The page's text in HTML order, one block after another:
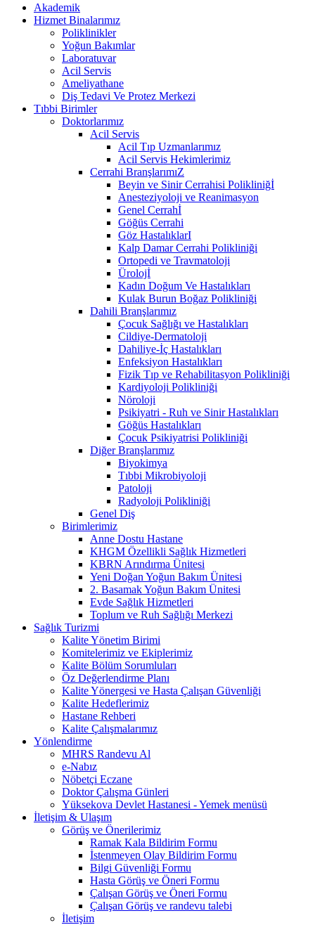
Akademik
Hizmet Binalarımız
Poliklinikler
Yoğun Bakımlar
Laboratuvar
Acil Servis
Ameliyathane
Diş Tedavi Ve Protez Merkezi
Tıbbi Birimler
Doktorlarımız
Acil Servis
Acil Tıp Uzmanlarımız
Acil Servis Hekimlerimiz
Cerrahi BranşlarımıZ
Beyin ve Sinir Cerrahisi Polikliniğİ
Anesteziyoloji ve Reanimasyon
Genel Cerrahİ
Göğüs Cerrahi
Göz HastalıklarI
Kalp Damar Cerrahi Polikliniği
Ortopedi ve Travmatoloji
Ürolojİ
Kadın Doğum Ve Hastalıkları
Kulak Burun Boğaz Polikliniği
Dahili Branşlarımız
Çocuk Sağlığı ve Hastalıkları
Cildiye-Dermatoloji
Dahiliye-İç Hastalıkları
Enfeksiyon Hastalıkları
Fizik Tıp ve Rehabilitasyon Polikliniği
Kardiyoloji Polikliniği
Nöroloji
Psikiyatri - Ruh ve Sinir Hastalıkları
Göğüs Hastalıkları
Çocuk Psikiyatrisi Polikliniği
Diğer Branşlarımız
Biyokimya
Tıbbi Mikrobiyoloji
Patoloji
Radyoloji Polikliniği
Genel Diş
Birimlerimiz
Anne Dostu Hastane
KHGM Özellikli Sağlık Hizmetleri
KBRN Arındırma Ünitesi
Yeni Doğan Yoğun Bakım Ünitesi
2. Basamak Yoğun Bakım Ünitesi
Evde Sağlık Hizmetleri
Toplum ve Ruh Sağlığı Merkezi
Sağlık Turizmi
Kalite Yönetim Birimi
Komitelerimiz ve Ekiplerimiz
Kalite Bölüm Sorumluları
Öz Değerlendirme Planı
Kalite Yönergesi ve Hasta Çalışan Güvenliği
Kalite Hedeflerimiz
Hastane Rehberi
Kalite Çalışmalarımız
Yönlendirme
MHRS Randevu Al
e-Nabız
Nöbetçi Eczane
Doktor Çalışma Günleri
Yüksekova Devlet Hastanesi - Yemek menüsü
İletişim & Ulaşım
Görüş ve Önerilerimiz
Ramak Kala Bildirim Formu
İstenmeyen Olay Bildirim Formu
Bilgi Güvenliği Formu
Hasta Görüş ve Öneri Formu
Çalışan Görüş ve Öneri Formu
Çalışan Görüş ve randevu talebi
İletişim